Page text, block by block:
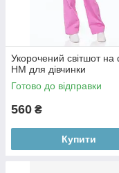
Укорочений світшот на
НМ для дівчинки
Готово до відправки
560 ₴
Купити